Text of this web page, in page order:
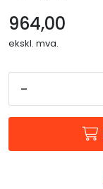
964,00
ekskl. mva.
-